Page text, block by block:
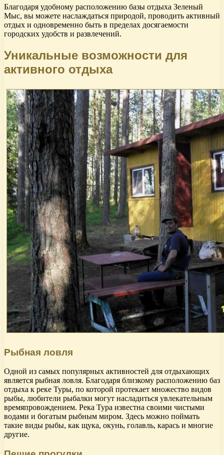
Благодаря удобному расположению базы отдыха Зеленый
Мыс, вы можете наслаждаться природой, проводить активный
отдых и одновременно быть в пределах досягаемости
городских удобств и развлечений.
Уникальные возможности для
активного отдыха
Рыбная ловля
Одной из самых популярных активностей для отдыхающих
является рыбная ловля. Благодаря близкому расположению баз
отдыха к реке Туры, по которой протекает множество видов
рыбы, любители рыбалки могут насладиться увлекательным
времяпровождением. Река Тура известна своими чистыми
водами и богатым рыбным миром. Здесь можно поймать
такие виды рыбы, как щука, окунь, голавль, карась и многие
другие.